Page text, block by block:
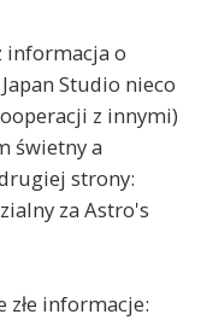
informacja o
Studio nieco
z innymi)
świetny a
strony:
za Astro's
złe informacje: